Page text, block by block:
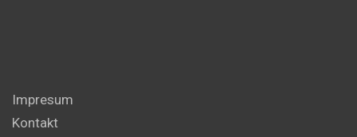
Impresum
Kontakt